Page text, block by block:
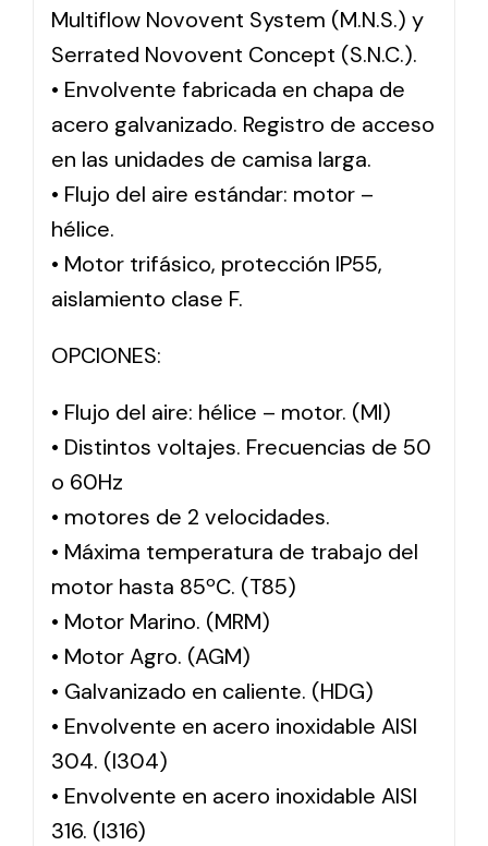
Multiflow Novovent System (M.N.S.) y
Serrated Novovent Concept (S.N.C.).
• Envolvente fabricada en chapa de
acero galvanizado. Registro de acceso
en las unidades de camisa larga.
• Flujo del aire estándar: motor –
hélice.
• Motor trifásico, protección IP55,
aislamiento clase F.
OPCIONES:
• Flujo del aire: hélice – motor. (MI)
• Distintos voltajes. Frecuencias de 50
o 60Hz
• motores de 2 velocidades.
• Máxima temperatura de trabajo del
motor hasta 85ºC. (T85)
• Motor Marino. (MRM)
• Motor Agro. (AGM)
• Galvanizado en caliente. (HDG)
• Envolvente en acero inoxidable AISI
304. (I304)
• Envolvente en acero inoxidable AISI
316. (I316)